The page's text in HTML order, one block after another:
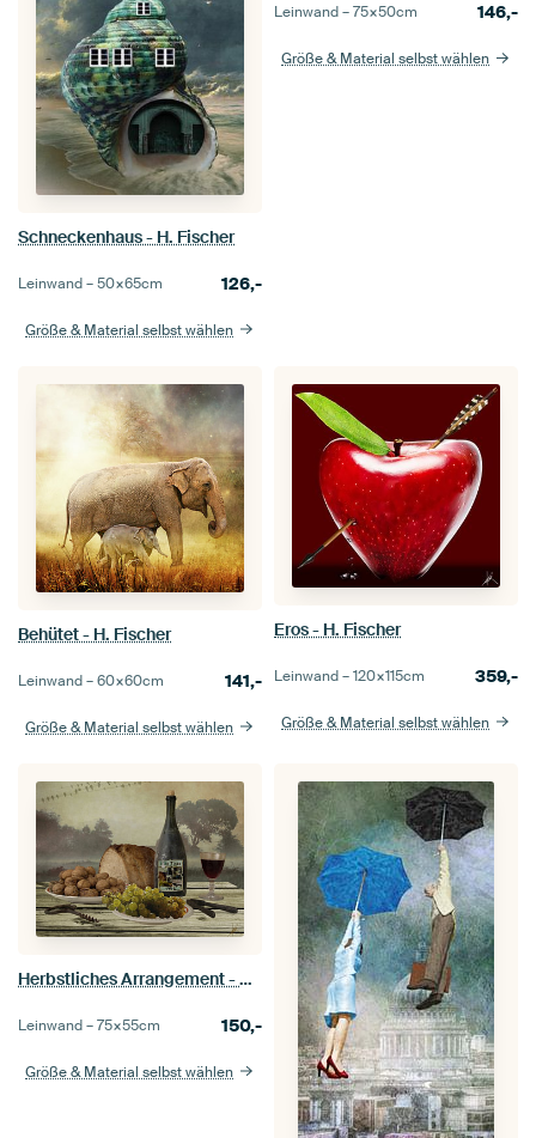
Schneckenhaus - H. Fischer
Leinwand –50×65cm 126,-
Größe & Material selbst wählen
Leinwand –75×50cm 146,-
Größe & Material selbst wählen
Behütet - H. Fischer
Leinwand –60×60cm 141,-
Größe & Material selbst wählen
Eros - H. Fischer
Leinwand –120×115cm 359,-
Größe & Material selbst wählen
Herbstliches Arrangement - H. Fischer
Leinwand –75×55cm 150,-
Größe & Material selbst wählen